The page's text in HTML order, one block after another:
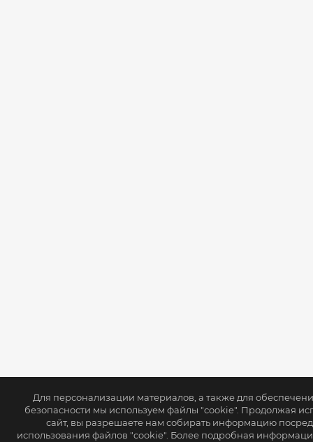
Для персонализации материалов, а также для
безопасности мы используем файлы "cookie". Продолжая
сайт, вы разрешаете нам собирать информацию
использования файлов "cookie". Более подробная